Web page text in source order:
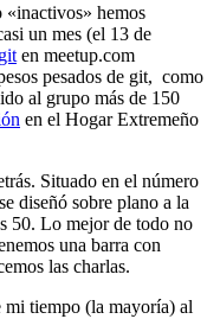
«inactivos» hemos
un mes (el 13 de
en meetup.com
pesados de git, como
al grupo más de 150
en el Hogar Extremeño
Situado en el número
diseñó sobre plano a la
50. Lo mejor de todo no
una barra con
las charlas.
mi tiempo (la mayoría) al